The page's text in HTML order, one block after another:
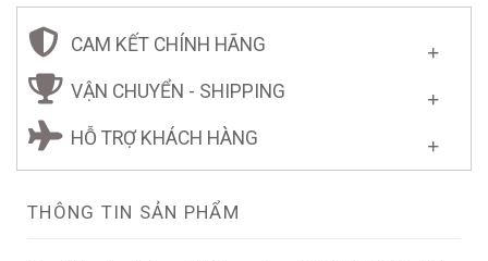
CAM KẾT CHÍNH HÃNG
VẬN CHUYỂN - SHIPPING
HỖ TRỢ KHÁCH HÀNG
THÔNG TIN SẢN PHẨM